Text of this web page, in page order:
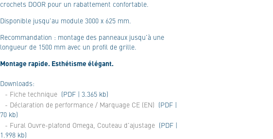
crochets DOOR pour un rabattement confortable.
Disponible jusqu'au module 3000 x 625 mm.
Recommandation : montage des panneaux jusqu'à une
longueur de 1500 mm avec un profil de grille.
Montage rapide. Esthétisme élégant.
Downloads:
- Fiche technique (PDF | 3.365 kb)
- Déclaration de performance / Marquage CE (EN) (PDF |
70 kb)
- Fural Ouvre-plafond Omega, Couteau d'ajustage (PDF |
1.998 kb)